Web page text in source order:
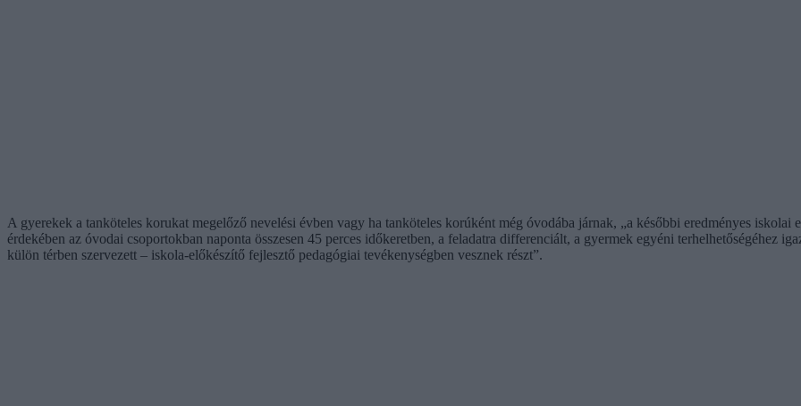
A gyerekek a tanköteles korukat megelőző nevelési évben vagy ha tanköteles korúként még óvodába járnak, „a későbbi eredményes iskolai
érdekében az óvodai csoportokban naponta összesen 45 perces időkeretben, a feladatra differenciált, a gyermek egyéni terhelhetőségéhez
külön térben szervezett – iskola-előkészítő fejlesztő pedagógiai tevékenységben vesznek részt”.